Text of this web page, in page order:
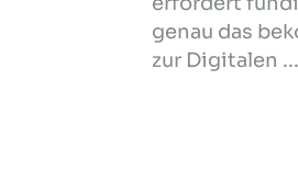
genau das
zur Digitalen ...